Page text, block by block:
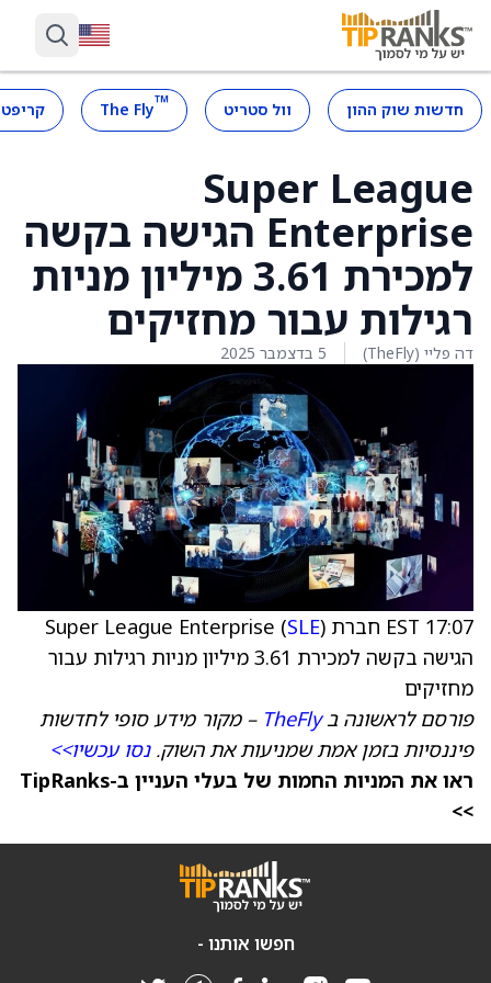
חדשות שוק ההון וול סטריט ™
The Fly
Super League
Enterprise הגישה בקשה
למכירת 3.61 מיליון מניות
רגילות עבור מחזיקים
דה פליי (TheFly) 5 בדצמבר 2025
17:07 EST חברת Super League Enterprise ( SLE)
הגישה בקשה למכירת 3.61 מיליון מניות רגילות עבור
מחזיקים
פורסם לראשונה בTheFly – מקור מידע סופי לחדשות
פיננסיות בזמן אמת שמניעות את השוק.נסו עכשיו>>
ראו את המניות החמות של בעלי העניין ב-TipRanks
>>
חפשו אותנו -